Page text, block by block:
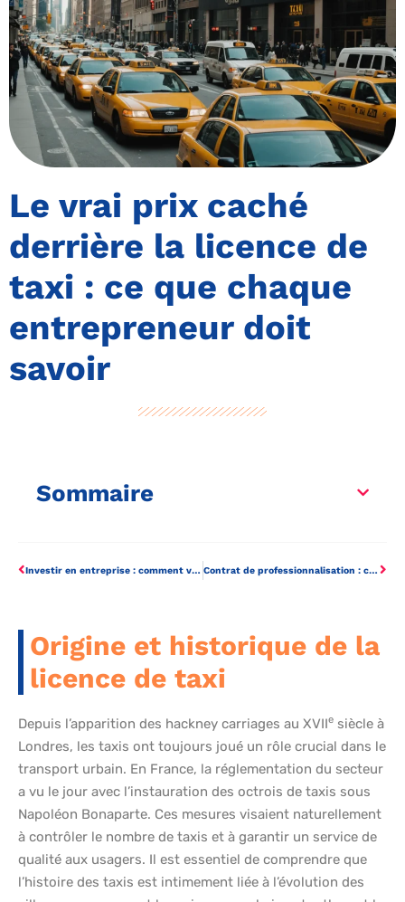
Le vrai prix caché
derrière la licence de
taxi : ce que chaque
entrepreneur doit
savoir
Sommaire
Investir en entreprise : comment votre local commercial peut devenir une mine d’or Contrat de professionnalisation : ce qu’il faut savoir sur la rupture inattendue
Origine et historique de la
licence de taxi
Depuis l’apparition des hackney carriages au XVIIe siècle à
Londres, les taxis ont toujours joué un rôle crucial dans le
transport urbain. En France, la réglementation du secteur
a vu le jour avec l’instauration des octrois de taxis sous
Napoléon Bonaparte. Ces mesures visaient naturellement
à contrôler le nombre de taxis et à garantir un service de
qualité aux usagers. Il est essentiel de comprendre que
l’histoire des taxis est intimement liée à l’évolution des